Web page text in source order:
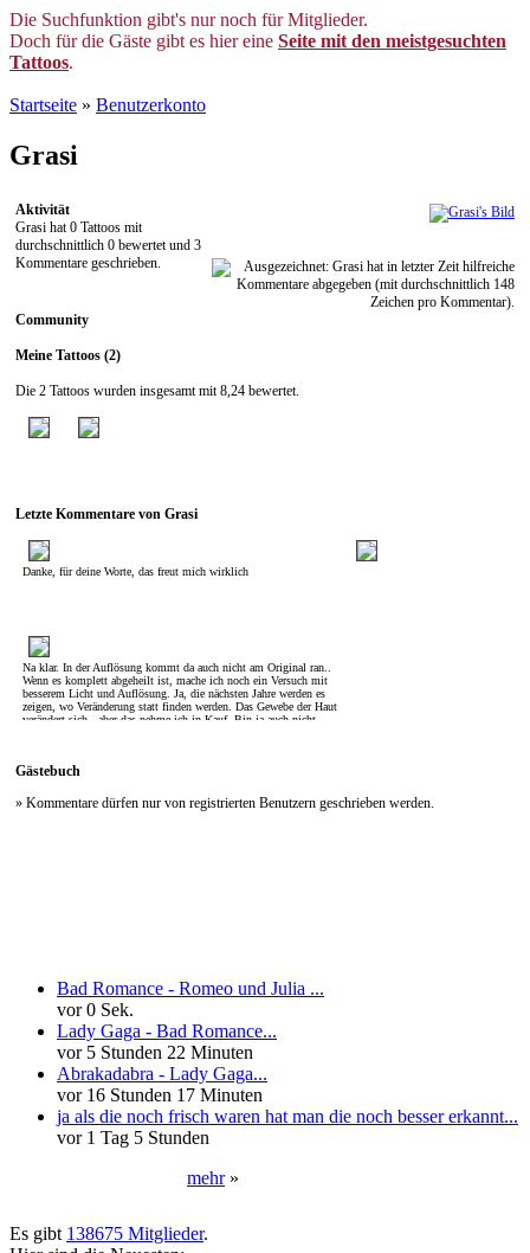
Die Suchfunktion gibt's nur noch für Mitglieder.
Doch für die Gäste gibt es hier eine Seite mit den meistgesuchten
Tattoos.
Startseite » Benutzerkonto
Grasi
Aktivität
Grasi hat 0 Tattoos mit
durchschnittlich 0 bewertet und 3
Kommentare geschrieben.
Community
Meine Tattoos (2)
Die 2 Tattoos wurden insgesamt mit 8,24 bewertet.
Letzte Kommentare von Grasi
Danke, für deine Worte, das freut mich wirklich
Na klar. In der Auflösung kommt da auch nicht am Original ran..
Wenn es komplett abgeheilt ist, mache ich noch ein Versuch mit
besserem Licht und Auflösung. Ja, die nächsten Jahre werden es
zeigen, wo Veränderung statt finden werden. Das Gewebe der Haut
verändert sich., aber das nehme ich in Kauf. Bin ja auch nicht
Gästebuch
» Kommentare dürfen nur von registrierten Benutzern geschrieben werden.
Bad Romance - Romeo und Julia ...
vor 0 Sek.
Lady Gaga - Bad Romance...
vor 5 Stunden 22 Minuten
Abrakadabra - Lady Gaga...
vor 16 Stunden 17 Minuten
ja als die noch frisch waren hat man die noch besser erkannt...
vor 1 Tag 5 Stunden
mehr»
Es gibt 138675 Mitglieder.